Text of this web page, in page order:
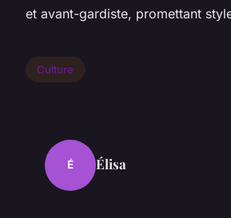
et avant-gardiste, promettant
Culture
É Élisa